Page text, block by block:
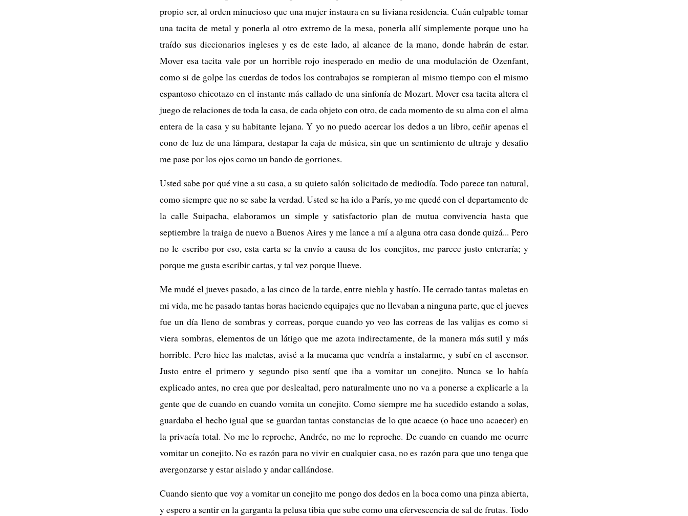
propio ser, al orden minucioso que una mujer instaura en su liviana residencia. Cuán culpable tomar
una tacita de metal y ponerla al otro extremo de la mesa, ponerla allí simplemente porque uno ha
traído sus diccionarios ingleses y es de este lado, al alcance de la mano, donde habrán de estar.
Mover esa tacita vale por un horrible rojo inesperado en medio de una modulación de Ozenfant,
como si de golpe las cuerdas de todos los contrabajos se rompieran al mismo tiempo con el mismo
espantoso chicotazo en el instante más callado de una sinfonía de Mozart. Mover esa tacita altera el
juego de relaciones de toda la casa, de cada objeto con otro, de cada momento de su alma con el alma
entera de la casa y su habitante lejana. Y yo no puedo acercar los dedos a un libro, ceñir apenas el
cono de luz de una lámpara, destapar la caja de música, sin que un sentimiento de ultraje y desafio
me pase por los ojos como un bando de gorriones.
Usted sabe por qué vine a su casa, a su quieto salón solicitado de mediodía. Todo parece tan natural,
como siempre que no se sabe la verdad. Usted se ha ido a París, yo me quedé con el departamento de
la calle Suipacha, elaboramos un simple y satisfactorio plan de mutua convivencia hasta que
septiembre la traiga de nuevo a Buenos Aires y me lance a mí a alguna otra casa donde quizá... Pero
no le escribo por eso, esta carta se la envío a causa de los conejitos, me parece justo enteraría; y
porque me gusta escribir cartas, y tal vez porque llueve.
Me mudé el jueves pasado, a las cinco de la tarde, entre niebla y hastío. He cerrado tantas maletas en
mi vida, me he pasado tantas horas haciendo equipajes que no llevaban a ninguna parte, que el jueves
fue un día lleno de sombras y correas, porque cuando yo veo las correas de las valijas es como si
viera sombras, elementos de un látigo que me azota indirectamente, de la manera más sutil y más
horrible. Pero hice las maletas, avisé a la mucama que vendría a instalarme, y subí en el ascensor.
Justo entre el primero y segundo piso sentí que iba a vomitar un conejito. Nunca se lo había
explicado antes, no crea que por deslealtad, pero naturalmente uno no va a ponerse a explicarle a la
gente que de cuando en cuando vomita un conejito. Como siempre me ha sucedido estando a solas,
guardaba el hecho igual que se guardan tantas constancias de lo que acaece (o hace uno acaecer) en
la privacía total. No me lo reproche, Andrée, no me lo reproche. De cuando en cuando me ocurre
vomitar un conejito. No es razón para no vivir en cualquier casa, no es razón para que uno tenga que
avergonzarse y estar aislado y andar callándose.
Cuando siento que voy a vomitar un conejito me pongo dos dedos en la boca como una pinza abierta,
y espero a sentir en la garganta la pelusa tibia que sube como una efervescencia de sal de frutas. Todo